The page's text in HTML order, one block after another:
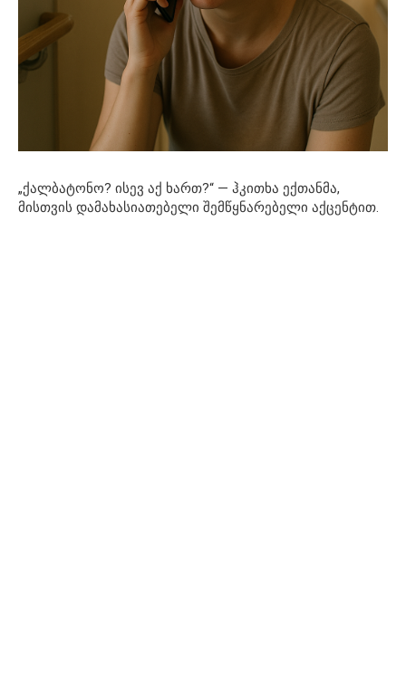
„ქალბატონო? ისევ აქ ხართ?“ — ჰკითხა ექთანმა,
მისთვის დამახასიათებელი შემწყნარებელი აქცენტით.